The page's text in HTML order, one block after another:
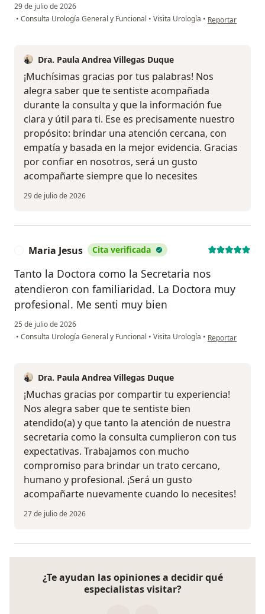
29 de julio de 2026
• Consulta Urología General y Funcional • Visita Urología • en opinión del
Reportar
Dra. Paula Andrea Villegas Duque
¡Muchísimas gracias por tus palabras! Nos
alegra saber que te sentiste acompañada
durante la consulta y que la información fue
clara y útil para ti. Ese es precisamente nuestro
propósito: brindar una atención cercana, con
empatía y basada en la mejor evidencia. Gracias
por confiar en nosotros, será un gusto
acompañarte siempre que lo necesites
29 de julio de 2026
Maria Jesus Cita verificada
Tanto la Doctora como la Secretaria nos
atendieron con familiaridad. La Doctora muy
profesional. Me senti muy bien
25 de julio de 2026
• Consulta Urología General y Funcional • Visita Urología • en opinión del
Reportar
Dra. Paula Andrea Villegas Duque
¡Muchas gracias por compartir tu experiencia!
Nos alegra saber que te sentiste bien
atendido(a) y que tanto la atención de nuestra
secretaria como la consulta cumplieron con tus
expectativas. Trabajamos con mucho
compromiso para brindar un trato cercano,
humano y profesional. ¡Será un gusto
acompañarte nuevamente cuando lo necesites!
27 de julio de 2026
¿Te ayudan las opiniones a decidir qué
especialistas visitar?